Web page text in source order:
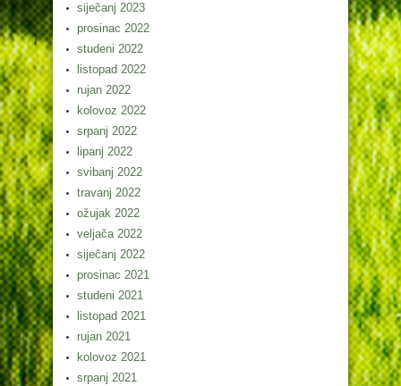
siječanj 2023
prosinac 2022
studeni 2022
listopad 2022
rujan 2022
kolovoz 2022
srpanj 2022
lipanj 2022
svibanj 2022
travanj 2022
ožujak 2022
veljača 2022
siječanj 2022
prosinac 2021
studeni 2021
listopad 2021
rujan 2021
kolovoz 2021
srpanj 2021